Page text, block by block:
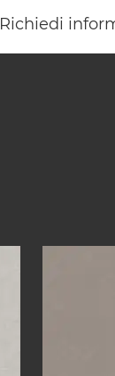
Richiedi